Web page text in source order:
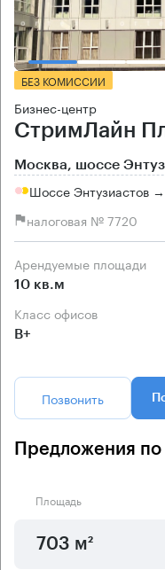
БЕЗ КОМИССИИ
Бизнес-центр
СтримЛайн
Москва, шоссе
Шоссе Энтузиастов →
налоговая № 7720
Арендуемые площади
10 кв.м
Класс офисов
B+
Позвонить
Предложения
Площадь
703 м²